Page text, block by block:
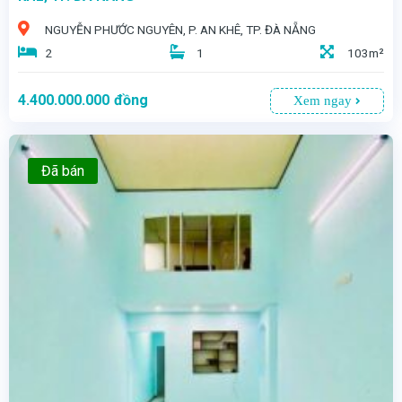
NGUYỄN PHƯỚC NGUYÊN, P. AN KHÊ, TP. ĐÀ NẴNG
2
1 103m²
4.400.000.000 đồng Xem ngay
Đã bán